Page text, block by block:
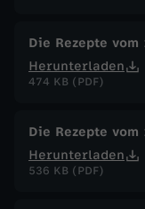
Die Rezepte vom
Herunterladen
474 KB (PDF)
Die Rezepte vom
Herunterladen
536 KB (PDF)